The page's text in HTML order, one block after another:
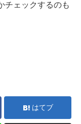
ェックするのも
はてブ